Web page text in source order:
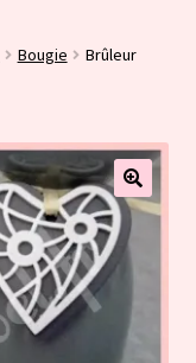
menu
Ouvrir
enfant
le
menu
enfant
Bougie
Brûleur